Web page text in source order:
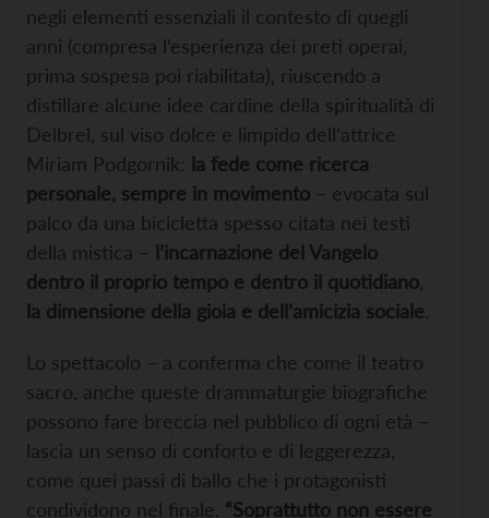
negli elementi essenziali il contesto di quegli
anni (compresa l’esperienza dei preti operai,
prima sospesa poi riabilitata), riuscendo a
distillare alcune idee cardine della spiritualità di
Delbrel, sul viso dolce e limpido dell’attrice
Miriam Podgornik: la fede come ricerca
personale, sempre in movimento – evocata sul
palco da una bicicletta spesso citata nei testi
della mistica – l’incarnazione del Vangelo
dentro il proprio tempo e dentro il quotidiano
la dimensione della gioia e dell’amicizia sociale.
Lo spettacolo – a conferma che come il teatro
sacro, anche queste drammaturgie biografiche
possono fare breccia nel pubblico di ogni età –
lascia un senso di conforto e di leggerezza,
come quei passi di ballo che i protagonisti
condividono nel finale. “Soprattutto non essere